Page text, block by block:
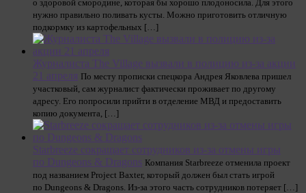
о здоровой смородине, которая бы хорошо плодоносила. Для этого
нужно правильно поливать кусты. Можно приготовить отличную
подкормку из картофельных […]
Журналиста The Village вызвали в полицию из-за акции
21 апреля По месту прописки спецкора Андрея Яковлева пришел
участковый, сам журналист фактически проживает по другому
адресу. Его попросили прийти в отделение МВД и предоставить
копию документа, […]
Starbreeze сокращает сотрудников из-за отмены игры
по Dungeons & Dragons Компания Starbreeze отменила проект
под названием Project Baxter, который должен был стать игрой
по Dungeons & Dragons. Из-за этого часть сотрудников потеряет […]